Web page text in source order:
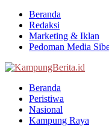
Beranda
Redaksi
Marketing & Iklan
Pedoman Media
Beranda
Peristiwa
Nasional
Kampung Raya